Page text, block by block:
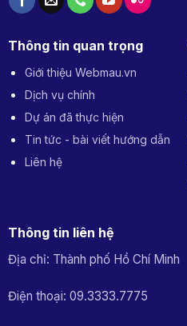
Thông tin quan trọng
Giới thiệu Webmau.vn
Dịch vụ chính
Dự án đã thực hiện
Tin tức - bài viết hướng dẫn
Liên hệ
Thông tin liên hệ
Địa chỉ: Thành phố Hồ Chí Minh
Điện thoại: 09.3333.7775